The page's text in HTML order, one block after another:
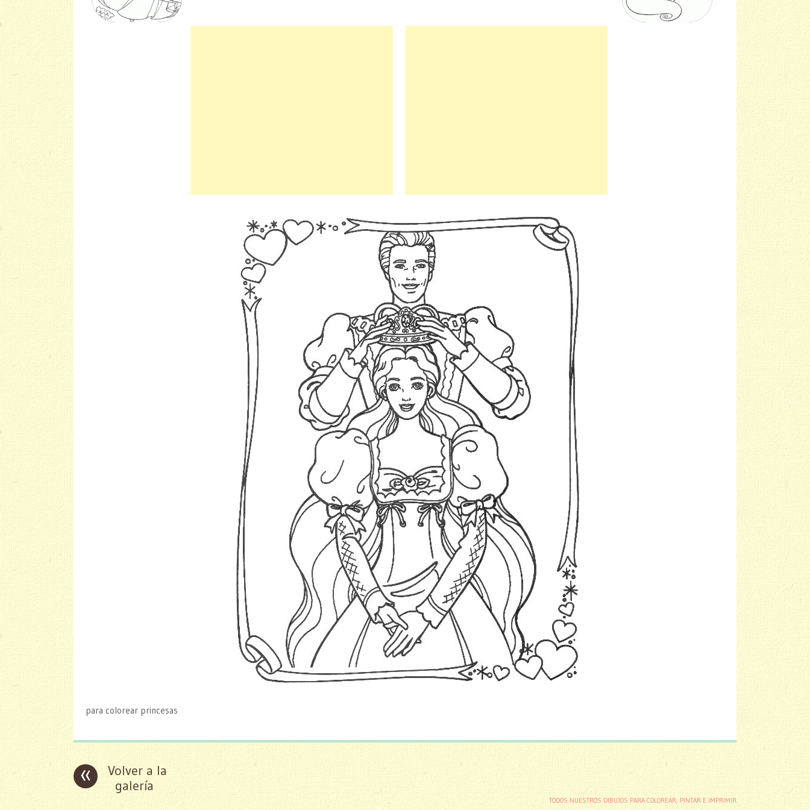
para colorear princesas
«
Volver a la
galería
TODOS NUESTROS DIBUJOS PARA COLOREAR, PINTAR E IMPRIMIR